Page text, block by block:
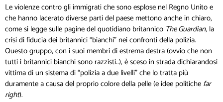
Le violenze contro gli immigrati che sono esplose nel Regno Unito e
che hanno lacerato diverse parti del paese mettono anche in chiaro,
come si legge sulle pagine del quotidiano britannico The Guardian, la
crisi di fiducia dei britannici “bianchi” nei confronti della polizia.
Questo gruppo, con i suoi membri di estrema destra (ovvio che non
tutti i britannici bianchi sono razzisti..), è sceso in strada dichiarandosi
vittima di un sistema di “polizia a due livelli” che lo tratta più
duramente a causa del proprio colore della pelle (e idee politiche far
right).